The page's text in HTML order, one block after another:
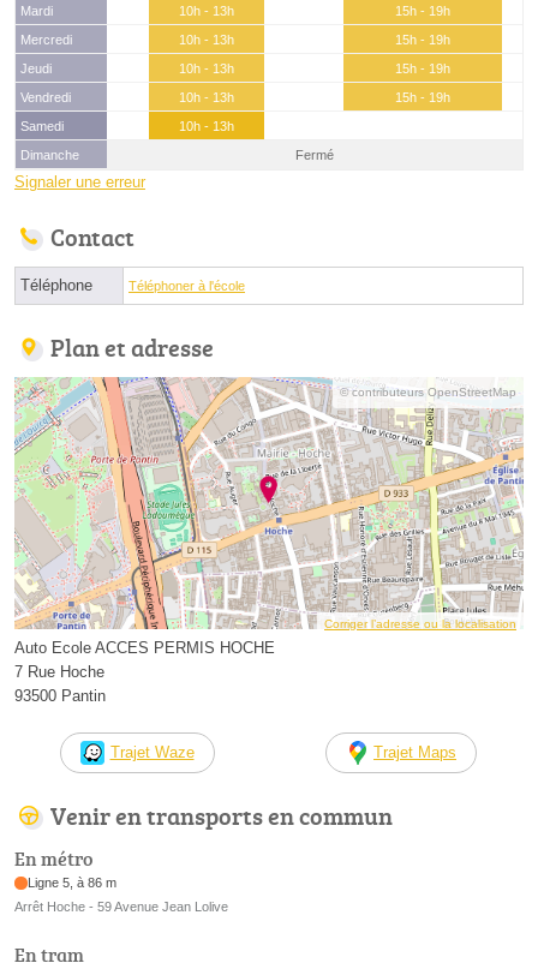
Mardi
10h - 13h
15h - 19h
Mercredi
10h - 13h
15h - 19h
Jeudi
10h - 13h
15h - 19h
Vendredi
10h - 13h
15h - 19h
Samedi
10h - 13h
Dimanche
Fermé
Signaler une erreur
Contact
Téléphone Téléphoner à l'école
Plan et adresse
© contributeurs OpenStreetMap
Corriger l’adresse ou la localisation
Auto Ecole ACCES PERMIS HOCHE
7 Rue Hoche
93500 Pantin
Trajet Waze Trajet Maps
Venir en transports en commun
En métro
Ligne 5, à 86 m
Arrêt Hoche - 59 Avenue Jean Lolive
En tram